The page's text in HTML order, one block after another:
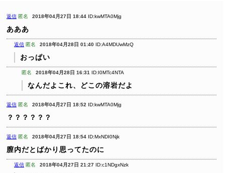
返信 匿名 2018年04月27日 18:44 ID:kwMTA0Mjg
あああ
返信 匿名 2018年04月28日 01:40 ID:A4MDUwMzQ
おっぱい
匿名 2018年04月28日 16:31 ID:I0MTc4NTA
なんだよこれ、どこの溶岩だよ
返信 匿名 2018年04月27日 18:52 ID:kwMTA0Mjg
？？？？？？
返信 匿名 2018年04月27日 18:54 ID:MxNDI0Njk
膣内だとばかり思ってたのに
返信 匿名 2018年04月27日 21:27 ID:c1NDgxNzk